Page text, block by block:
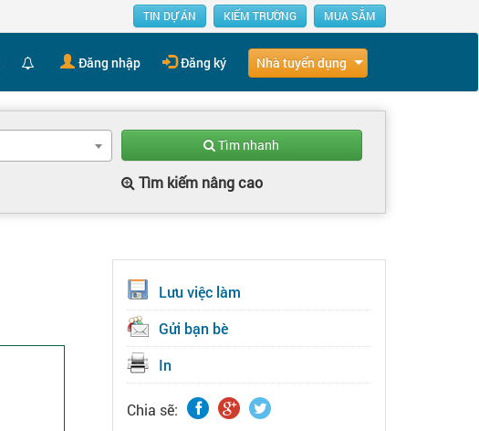
TIN DỰ ÁN KIẾM TRƯỜNG MUA SẮM
Đăng nhập Đăng ký Nhà tuyển dụng
Tìm nhanh
Tìm kiếm nâng cao
Lưu việc làm
Gửi bạn bè
In
Chia sẽ: